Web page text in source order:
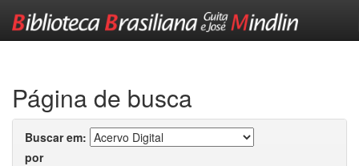
Página de busca
Buscar em:
por